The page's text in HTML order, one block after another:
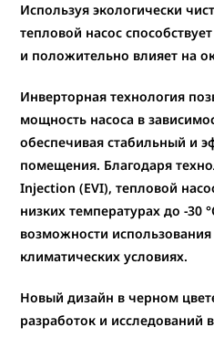
Используя экологически
тепловой насос
и положительно влияет на
Инверторная технология
мощность насоса в
обеспечивая стабильный и
помещения. Благодаря
Injection (EVI), тепловой
низких температурах до -30
возможности
климатических условиях.
Новый дизайн в черном
разработок и исследований